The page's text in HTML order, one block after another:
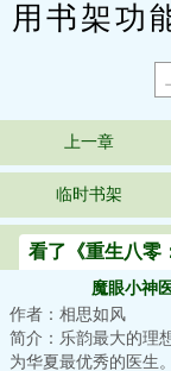
用书架功
上一章
临时书架
看了《重生八零
魔眼小神
作者：相思如风
简介：乐韵最大的理
为华夏最优秀的医生